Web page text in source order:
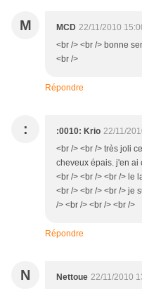
M MCD 22/11/2010
<br /> <br /> bonne
<br />
Répondre
: :0010: Krio 22/11/
<br /> <br /> très joli
cheveux épais. j'en ai
<br /> <br /> <br /> le
<br /> <br /> <br /> je
/> <br /> <br /> <br />
Répondre
N Nettoue 22/11/2010